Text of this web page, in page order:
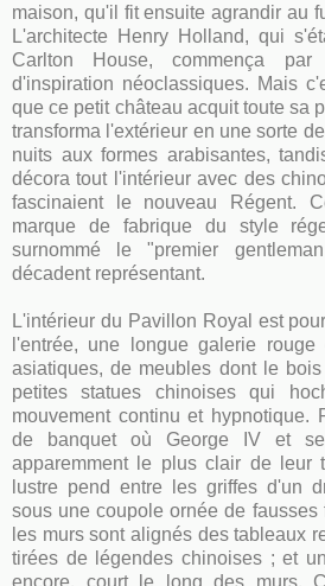
maison, qu'il fit ensuite agrandir au
L'architecte Henry Holland, qui
Carlton House, commença
d'inspiration néoclassiques. Mais
que ce petit château acquit toute sa
transforma l'extérieur en une sorte
nuits aux formes arabisantes,
décora tout l'intérieur avec des
fascinaient le nouveau Régent.
marque de fabrique du style
surnommé le "premier
décadent représentant.
L'intérieur du Pavillon Royal est
l'entrée, une longue galerie
asiatiques, de meubles dont le
petites statues chinoises qui
mouvement continu et hypnotique.
de banquet où George IV et
apparemment le plus clair de leur
lustre pend entre les griffes d'un
sous une coupole ornée de
les murs sont alignés des tableaux
tirées de légendes chinoises ; et
encore, court le long des murs.